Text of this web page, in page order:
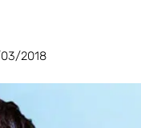
2018